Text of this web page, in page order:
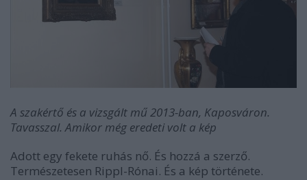
A szakértő és a vizsgált mű 2013-ban, Kaposváron.
Tavasszal. Amikor még eredeti volt a kép
Adott egy fekete ruhás nő. És hozzá a szerző.
Természetesen Rippl-Rónai. És a kép története.